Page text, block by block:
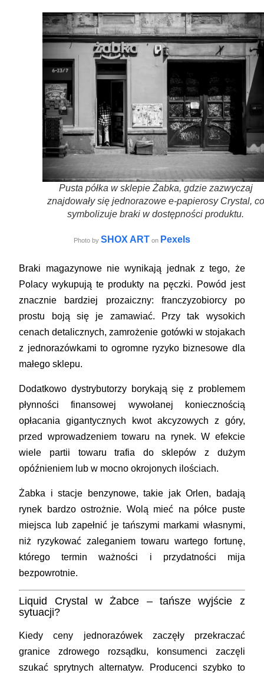
Pusta półka w sklepie Żabka, gdzie zazwyczaj
znajdowały się jednorazowe e-papierosy Crystal, co
symbolizuje braki w dostępności produktu.
Photo by SHOX ART on Pexels
Braki magazynowe nie wynikają jednak z tego, że
Polacy wykupują te produkty na pęczki. Powód jest
znacznie bardziej prozaiczny: franczyzobiorcy po
prostu boją się je zamawiać. Przy tak wysokich
cenach detalicznych, zamrożenie gotówki w stojakach
z jednorazówkami to ogromne ryzyko biznesowe dla
małego sklepu.
Dodatkowo dystrybutorzy borykają się z problemem
płynności finansowej wywołanej koniecznością
opłacania gigantycznych kwot akcyzowych z góry,
przed wprowadzeniem towaru na rynek. W efekcie
wiele partii towaru trafia do sklepów z dużym
opóźnieniem lub w mocno okrojonych ilościach.
Żabka i stacje benzynowe, takie jak Orlen, badają
rynek bardzo ostrożnie. Wolą mieć na półce puste
miejsca lub zapełnić je tańszymi markami własnymi,
niż ryzykować zaleganiem towaru wartego fortunę,
którego termin ważności i przydatności mija
bezpowrotnie.
Liquid Crystal w Żabce – tańsze wyjście z
sytuacji?
Kiedy ceny jednorazówek zaczęły przekraczać
granice zdrowego rozsądku, konsumenci zaczęli
szukać sprytnych alternatyw. Producenci szybko to